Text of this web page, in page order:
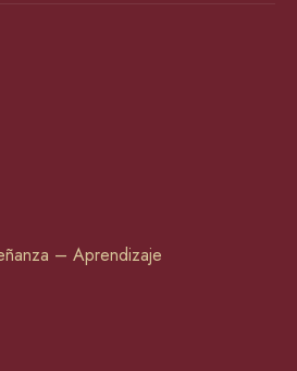
– Aprendizaje